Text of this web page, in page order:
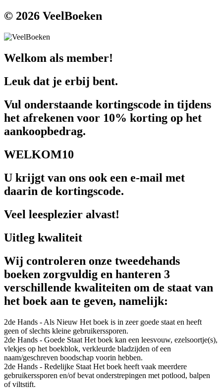
© 2026 VeelBoeken
Welkom als member!
Leuk dat je erbij bent.
Vul onderstaande kortingscode in tijdens
het afrekenen voor 10% korting op het
aankoopbedrag.
WELKOM10
U krijgt van ons ook een e-mail met
daarin de kortingscode.
Veel leesplezier alvast!
Uitleg kwaliteit
Wij controleren onze tweedehands
boeken zorgvuldig en hanteren 3
verschillende kwaliteiten om de staat van
het boek aan te geven, namelijk:
2de Hands - Als Nieuw Het boek is in zeer goede staat en heeft
geen of slechts kleine gebruikerssporen.
2de Hands - Goede Staat Het boek kan een leesvouw, ezelsoortje(s),
vlekjes op het boekblok, verkleurde bladzijden of een
naam/geschreven boodschap voorin hebben.
2de Hands - Redelijke Staat Het boek heeft vaak meerdere
gebruikerssporen en/of bevat onderstrepingen met potlood, balpen
of viltstift.